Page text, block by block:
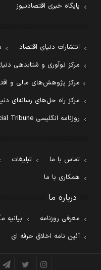
پایگاه خبری اقتصادنیوز
انتشارات دنیای اقتصاد
مرکز نوآوری و شتابدهی
مرکز پژوهش‌های مالی و
مرکز راه حل‌های رسانه‌ای
روزنامه انگلیسی Financial Tribune
تماس با ما تبلیغات
همکاری با ما
درباره ما
معرفی روزنامه
بیانیه
آئین نامه اخلاق حرفه ای